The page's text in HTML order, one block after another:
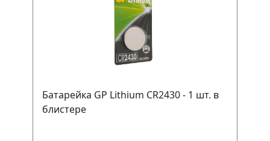
Батарейка GP Lithium CR2430 - 1 шт. в
блистере